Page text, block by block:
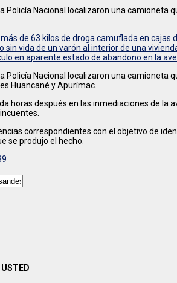
Policía Nacional localizaron una camioneta
de 63 kilos de droga camuflada en cajas
sin vida de un varón al interior de una
en aparente estado de abandono en la
Policía Nacional localizaron una camioneta
Huancané y Apurímac.
horas después en las inmediaciones de la
correspondientes con el objetivo de
se produjo el hecho.
USTED